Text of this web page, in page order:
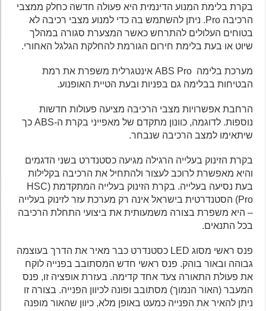
בקרת בלימת המנוע הדינמית היא פעולה חדשה כחלק ממצבי
הרכיבה Pro. ניתן להשתמש בה כדי למנוע מצבי רכיבה לא
בטוחים העלולים להתרחש כאשר המצערת סגורה במהלך
שיוט או בעת בלימת חירום הגורמת להחלקת הגלגל האחורי.
מערכת בלימה ABS Pro אינטגרלית משפרת את רמת
הבטיחות בבלימה גם בפניות ובעת הטיית האופנוע.
הרחבת אפשרויות מצבי הרכיבה מציעה פעולות חדשות
נוספות. לדוגמה, כוונון מתקדם של מאפייני בקרת ה-ABS כך
שיתאימו למצב הרכיבה שנבחר.
בקרת הזינוק בעלייה הרגילה מגיעה כסטנדרט בשני הדגמים
והיא מאפשרת לרוכב לעצור ולהתחיל את הרכיבה בקלילות
בעת נסיעה בעלייה. בקרת הזינוק בעלייה המתקדמת (HSC
Pro) הסטנדרטית בישראל אינה רק מערכת עזר לזינוק בעלייה
– היא משפרת בצורה משמעותית את ביצועי התחלת הרכיבה
בכל התנאים.
פנס ראשי מסוג LED כסטנדרט כבר מאיר את הדרך בעוצמה
גבוהה ובאור בוהק. פנס ראשי חדש המסתובב בפנייה לוקח
את פעולת התאורה צעד אחד קדימה. בעזרת אופציה זו, פנס
המעבר (האור הנמוך) מסתובב ופונה לכיוון הפנייה. בצורה זו
ניתן להאיר את הפנייה כמעט באופן מלא, כיוון שהאור מופנה